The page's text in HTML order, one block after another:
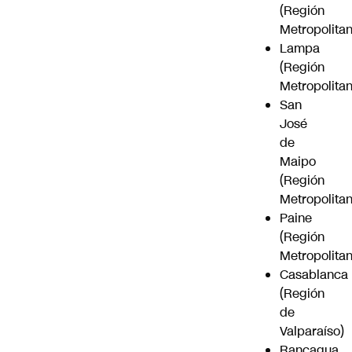
(Región
Lampa
(Región
San
José
de
Maipo
(Región
Paine
(Región
Casablanca
(Región
de
Valparaíso)